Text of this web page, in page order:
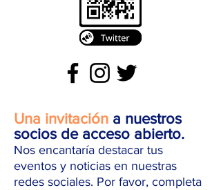
Una invitación a nuestros
socios de acceso abierto.
Nos encantaría destacar tus
eventos y noticias en nuestras
redes sociales. Por favor, completa